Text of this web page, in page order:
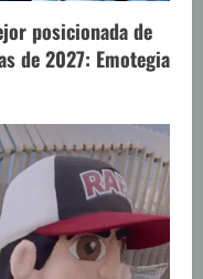
posicionada de
de 2027: Emotegia